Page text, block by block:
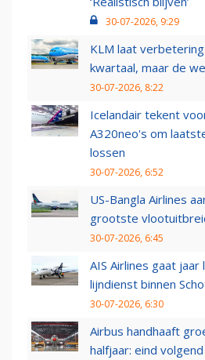
30-07-2026, 9:29
KLM laat
kwartaal, maar de
30-07-2026, 8:22
Icelandair tekent
A320neo's om
lossen
30-07-2026, 6:52
US-Bangla Airlines
grootste
30-07-2026, 6:45
AIS Airlines gaat
lijndienst binnen
30-07-2026, 6:30
Airbus handhaaft
halfjaar: eind